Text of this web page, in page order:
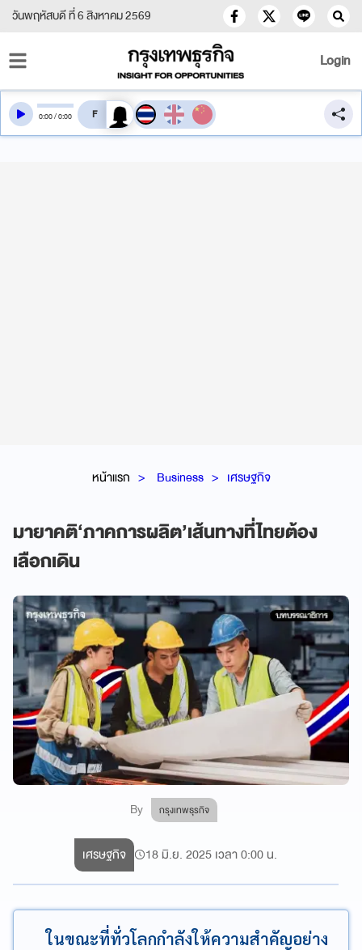
วันพฤหัสบดี ที่ 6 สิงหาคม 2569
Login
หน้าแรก Business เศรษฐกิจ
มายาคติ‘ภาคการผลิต’เส้นทางที่ไทยต้อง
เลือกเดิน
By กรุงเทพธุรกิจ
0:00/0:00 สลับเสียงอ่าน
เศรษฐกิจ 18 มิ.ย. 2025 เวลา 0:00 น.
ในขณะที่ทั่วโลกกำลังให้ความสำคัญอย่าง